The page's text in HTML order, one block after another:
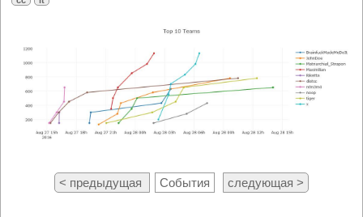
< предыдущая События следующая >